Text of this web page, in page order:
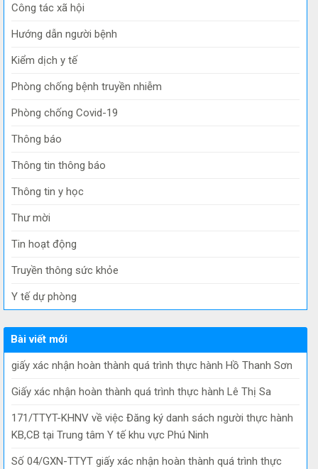
Công tác xã hội
Hướng dẫn người bệnh
Kiểm dịch y tế
Phòng chống bệnh truyền nhiễm
Phòng chống Covid-19
Thông báo
Thông tin thông báo
Thông tin y học
Thư mời
Tin hoạt động
Truyền thông sức khỏe
Y tế dự phòng
Bài viết mới
giấy xác nhận hoàn thành quá trình thực hành Hồ Thanh Sơn
Giấy xác nhận hoàn thành quá trình thực hành Lê Thị Sa
171/TTYT-KHNV về việc Đăng ký danh sách người thực hành
KB,CB tại Trung tâm Y tế khu vực Phú Ninh
Số 04/GXN-TTYT giấy xác nhận hoàn thành quá trình thực